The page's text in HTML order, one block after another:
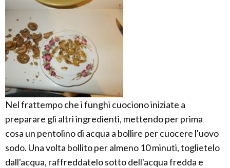
Nel frattempo che i funghi cuociono iniziate a
preparare gli altri ingredienti, mettendo per prima
cosa un pentolino di acqua a bollire per cuocere l'uovo
sodo. Una volta bollito per almeno 10 minuti, toglietelo
dall'acqua, raffreddatelo sotto dell'acqua fredda e